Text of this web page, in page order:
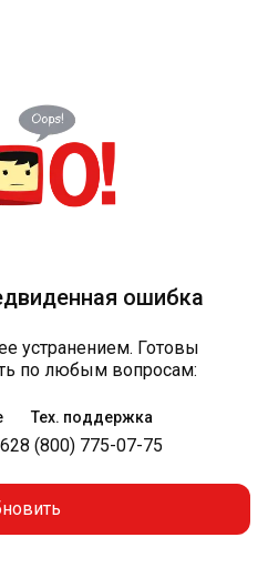
ошибка
устранением. Готовы
по любым вопросам:
Тех. поддержка
8 (800) 775-07-75